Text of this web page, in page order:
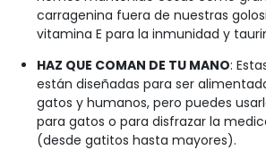
carragenina fuera de nuestras
vitamina E para la inmunidad y
HAZ QUE COMAN DE TU MANO:
están diseñadas para ser
gatos y humanos, pero puedes
para gatos o para disfrazar la
(desde gatitos hasta mayores).